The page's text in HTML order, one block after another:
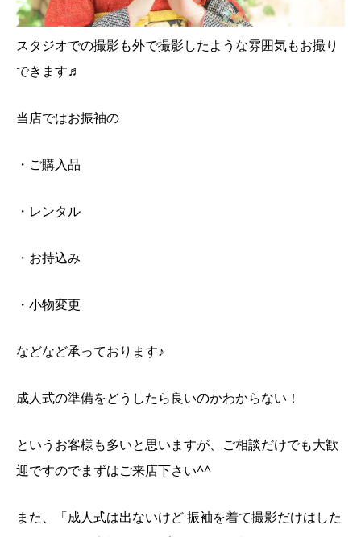
スタジオでの撮影も外で撮影したような雰囲気もお撮り
できます♬
当店ではお振袖の
・ご購入品
・レンタル
・お持込み
・小物変更
などなど承っております♪
成人式の準備をどうしたら良いのかわからない！
というお客様も多いと思いますが、ご相談だけでも大歓
迎ですのでまずはご来店下さい^^
また、「成人式は出ないけど 振袖を着て撮影だけはした